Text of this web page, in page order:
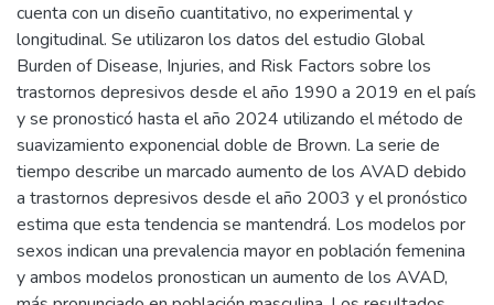
cuenta con un diseño cuantitativo, no experimental y
longitudinal. Se utilizaron los datos del estudio Global
Burden of Disease, Injuries, and Risk Factors sobre los
trastornos depresivos desde el año 1990 a 2019 en el país
y se pronosticó hasta el año 2024 utilizando el método de
suavizamiento exponencial doble de Brown. La serie de
tiempo describe un marcado aumento de los AVAD debido
a trastornos depresivos desde el año 2003 y el pronóstico
estima que esta tendencia se mantendrá. Los modelos por
sexos indican una prevalencia mayor en población femenina
y ambos modelos pronostican un aumento de los AVAD,